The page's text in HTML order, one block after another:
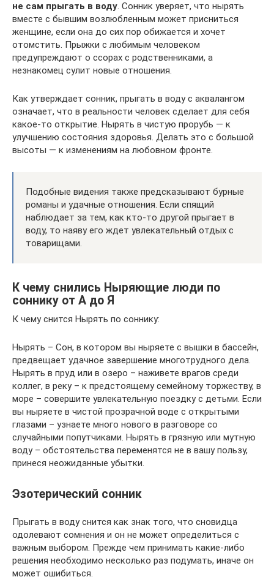
не сам прыгать в воду. Сонник уверяет, что нырять
вместе с бывшим возлюбленным может присниться
женщине, если она до сих пор обижается и хочет
отомстить. Прыжки с любимым человеком
предупреждают о ссорах с родственниками, а
незнакомец сулит новые отношения.
Как утверждает сонник, прыгать в воду с аквалангом
означает, что в реальности человек сделает для себя
какое-то открытие. Нырять в чистую прорубь — к
улучшению состояния здоровья. Делать это с большой
высоты — к изменениям на любовном фронте.
Подобные видения также предсказывают бурные
романы и удачные отношения. Если спящий
наблюдает за тем, как кто-то другой прыгает в
воду, то наяву его ждет увлекательный отдых с
товарищами.
К чему снились Ныряющие люди по
соннику от А до Я
К чему снится Нырять по соннику:
Нырять – Сон, в котором вы ныряете с вышки в бассейн,
предвещает удачное завершение многотрудного дела.
Нырять в пруд или в озеро – наживете врагов среди
коллег, в реку – к предстоящему семейному торжеству, в
море – совершите увлекательную поездку с детьми. Если
вы ныряете в чистой прозрачной воде с открытыми
глазами – узнаете много нового в разговоре со
случайными попутчиками. Нырять в грязную или мутную
воду – обстоятельства переменятся не в вашу пользу,
принеся неожиданные убытки.
Эзотерический сонник
Прыгать в воду снится как знак того, что сновидца
одолевают сомнения и он не может определиться с
важным выбором. Прежде чем принимать какие-либо
решения необходимо несколько раз подумать, иначе он
может ошибиться.